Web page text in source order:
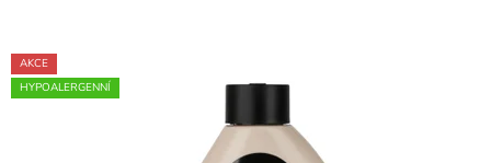
AKCE
HYPOALERGENNÍ